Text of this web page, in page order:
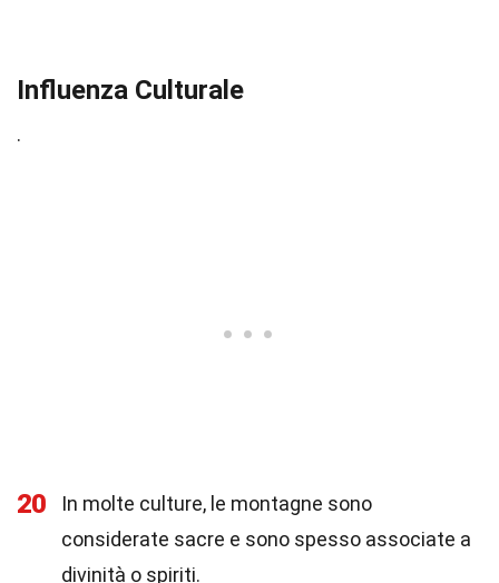
Influenza Culturale
.
20
In molte culture, le montagne sono
considerate sacre e sono spesso associate a
divinità o spiriti.